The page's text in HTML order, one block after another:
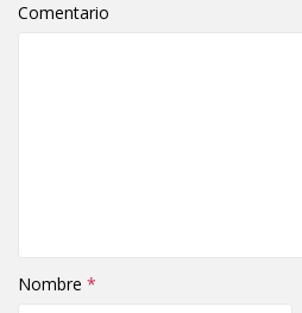
Comentario
Nombre *